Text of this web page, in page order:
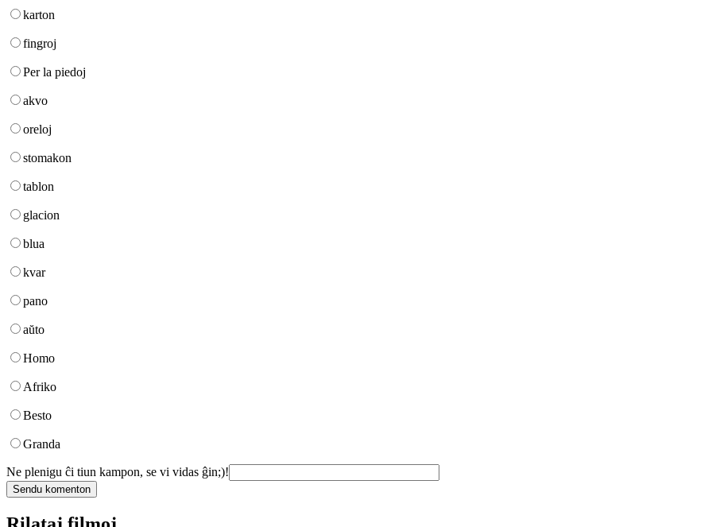
karton
fingroj
Per la piedoj
akvo
oreloj
stomakon
tablon
glacion
blua
kvar
pano
aŭto
Homo
Afriko
Besto
Granda
Ne plenigu ĉi tiun kampon, se vi vidas ĝin;)!